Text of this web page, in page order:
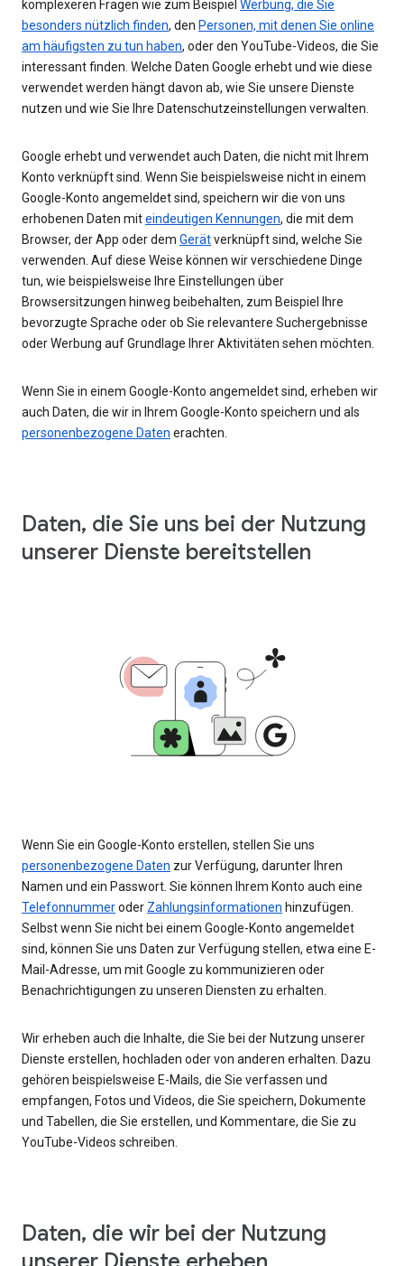
komplexeren Fragen wie zum Beispiel Werbung, die Sie
besonders nützlich finden, den Personen, mit denen Sie online
am häufigsten zu tun haben, oder den YouTube-Videos, die Sie
interessant finden. Welche Daten Google erhebt und wie diese
verwendet werden hängt davon ab, wie Sie unsere Dienste
nutzen und wie Sie Ihre Datenschutzeinstellungen verwalten.
Google erhebt und verwendet auch Daten, die nicht mit Ihrem
Konto verknüpft sind. Wenn Sie beispielsweise nicht in einem
Google-Konto angemeldet sind, speichern wir die von uns
erhobenen Daten miteindeutigen Kennungen, die mit dem
Browser, der App oder dem Gerätverknüpft sind, welche Sie
verwenden. Auf diese Weise können wir verschiedene Dinge
tun, wie beispielsweise Ihre Einstellungen über
Browsersitzungen hinweg beibehalten, zum Beispiel Ihre
bevorzugte Sprache oder ob Sie relevantere Suchergebnisse
oder Werbung auf Grundlage Ihrer Aktivitäten sehen möchten.
Wenn Sie in einem Google-Konto angemeldet sind, erheben wir
auch Daten, die wir in Ihrem Google-Konto speichern und als
personenbezogene Daten erachten.
Daten, die Sie uns bei der Nutzung
unserer Dienste bereitstellen
Wenn Sie ein Google-Konto erstellen, stellen Sie uns
personenbezogene Daten zur Verfügung, darunter Ihren
Namen und ein Passwort. Sie können Ihrem Konto auch eine
Telefonnummeroder Zahlungsinformationen hinzufügen.
Selbst wenn Sie nicht bei einem Google-Konto angemeldet
sind, können Sie uns Daten zur Verfügung stellen, etwa eine E-
Mail-Adresse, um mit Google zu kommunizieren oder
Benachrichtigungen zu unseren Diensten zu erhalten.
Wir erheben auch die Inhalte, die Sie bei der Nutzung unserer
Dienste erstellen, hochladen oder von anderen erhalten. Dazu
gehören beispielsweise E-Mails, die Sie verfassen und
empfangen, Fotos und Videos, die Sie speichern, Dokumente
und Tabellen, die Sie erstellen, und Kommentare, die Sie zu
YouTube-Videos schreiben.
Daten, die wir bei der Nutzung